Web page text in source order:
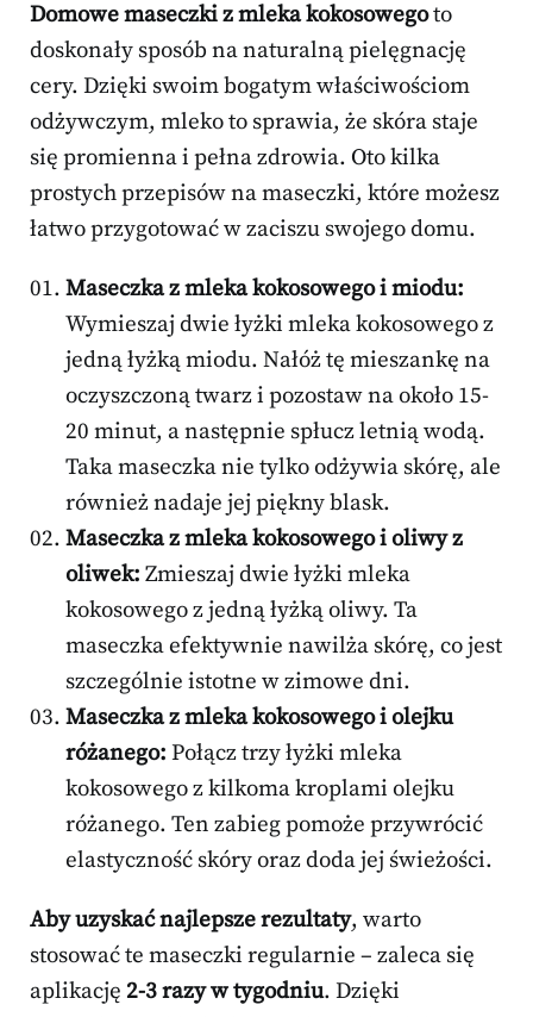
Domowe maseczki z mleka kokosowegoto
doskonały sposób na naturalną pielęgnację
cery. Dzięki swoim bogatym właściwościom
odżywczym, mleko to sprawia, że skóra staje
się promienna i pełna zdrowia. Oto kilka
prostych przepisów na maseczki, które możesz
łatwo przygotować w zaciszu swojego domu.
Maseczka z mleka kokosowego i miodu:
Wymieszaj dwie łyżki mleka kokosowego z
jedną łyżką miodu. Nałóż tę mieszankę na
oczyszczoną twarz i pozostaw na około 15-
20 minut, a następnie spłucz letnią wodą.
Taka maseczka nie tylko odżywia skórę, ale
również nadaje jej piękny blask.
Maseczka z mleka kokosowego i oliwy z
oliwek: Zmieszaj dwie łyżki mleka
kokosowego z jedną łyżką oliwy. Ta
maseczka efektywnie nawilża skórę, co jest
szczególnie istotne w zimowe dni.
Maseczka z mleka kokosowego i olejku
różanego: Połącz trzy łyżki mleka
kokosowego z kilkoma kroplami olejku
różanego. Ten zabieg pomoże przywrócić
elastyczność skóry oraz doda jej świeżości.
Aby uzyskać najlepsze rezultaty, warto
stosować te maseczki regularnie – zaleca się
aplikację 2-3 razy w tygodniu. Dzięki